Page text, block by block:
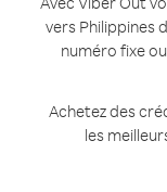
vers Philippines
numéro fixe
Achetez des
les